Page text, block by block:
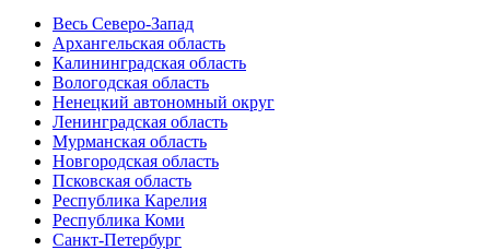
Весь Северо-Запад
Архангельская область
Калининградская область
Вологодская область
Ненецкий автономный округ
Ленинградская область
Мурманская область
Новгородская область
Псковская область
Республика Карелия
Республика Коми
Санкт-Петербург